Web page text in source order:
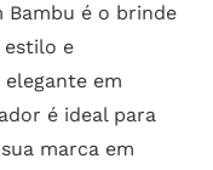
Bambu é o brinde
estilo e
em
é ideal para
marca em